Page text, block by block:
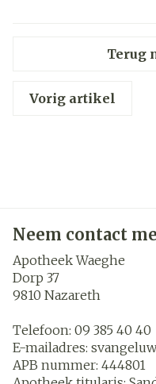
Terug
Vorig artikel
Neem contact
Apotheek Waeghe
Dorp 37
9810 Nazareth
Telefoon: 09 385 40 40
E-mailadres:
APB nummer: 444801